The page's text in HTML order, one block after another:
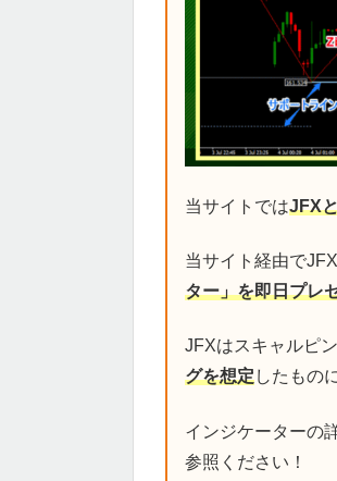
当サイトではJFX
当サイト経由で
ター」を即日プレ
JFXはスキャルピ
グを想定したもの
インジケーターの
参照ください！